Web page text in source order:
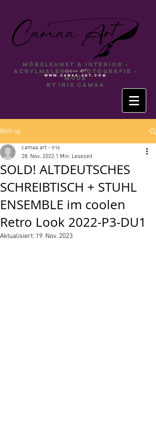
Camaa Art
www.camaa-art.com
Möbelkunst & INTERIOR -
Acrylmalerei - Fotografie -
Mode
by Iris Camaa
Beitrag
SOLD! ALTDEUTSCHES
SCHREIBTISCH + STUHL
ENSEMBLE im coolen
Retro Look 2022-P3-DU1
camaa art - iris
28. Nov. 2022 1 Min. Lesezeit
Aktualisiert: 19. Nov. 2023